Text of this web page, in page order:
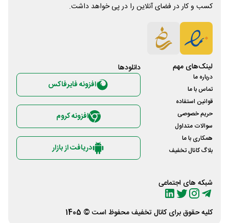
کسب و کار در فضای آنلاین را در پی خواهد داشت.
لینک‌های مهم
درباره ما
تماس با ما
قوانین استفاده
حریم خصوصی
سوالات متداول
همکاری با ما
بلاگ کانال تخفیف
شبکه های اجتماعی
دانلود‌ها
افزونه فایرفاکس
افزونه کروم
دریافت از بازار
کلیه حقوق برای کانال تخفیفمحفوظ است © 1405